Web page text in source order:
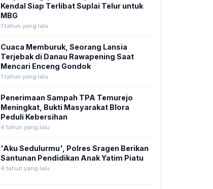
Kendal Siap Terlibat Suplai Telur untuk
MBG
1 tahun yang lalu
Cuaca Memburuk, Seorang Lansia
Terjebak di Danau Rawapening Saat
Mencari Enceng Gondok
1 tahun yang lalu
Penerimaan Sampah TPA Temurejo
Meningkat, Bukti Masyarakat Blora
Peduli Kebersihan
4 tahun yang lalu
'Aku Sedulurmu', Polres Sragen Berikan
Santunan Pendidikan Anak Yatim Piatu
4 tahun yang lalu